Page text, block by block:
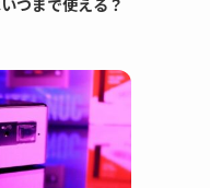
つまで使える？